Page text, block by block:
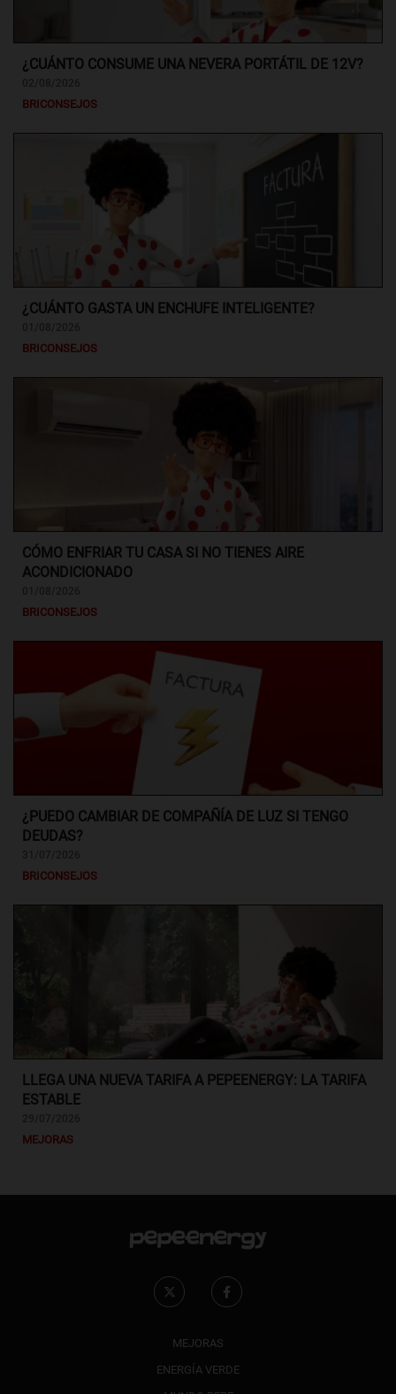
¿CUÁNTO CONSUME UNA NEVERA PORTÁTIL DE 12V?
BRICONSEJOS
¿CUÁNTO GASTA UN ENCHUFE INTELIGENTE?
BRICONSEJOS
CÓMO ENFRIAR TU CASA SI NO TIENES AIRE
ACONDICIONADO
BRICONSEJOS
¿PUEDO CAMBIAR DE COMPAÑÍA DE LUZ SI TENGO
DEUDAS?
BRICONSEJOS
LLEGA UNA NUEVA TARIFA A PEPEENERGY: LA TARIFA
ESTABLE
MEJORAS
MEJORAS
ENERGÍA VERDE